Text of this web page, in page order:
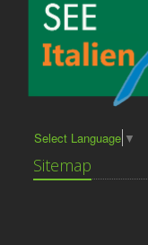
Select Language ▼
Sitemap